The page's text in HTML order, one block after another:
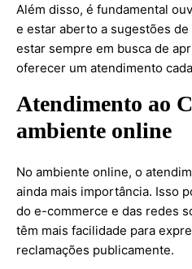
Além disso, é fundamental
e estar aberto a sugestões
estar sempre em busca de
oferecer um atendimento
Atendimento ao
ambiente online
No ambiente online, o
ainda mais importância. Isso
do e-commerce e das redes
têm mais facilidade para
reclamações publicamente.